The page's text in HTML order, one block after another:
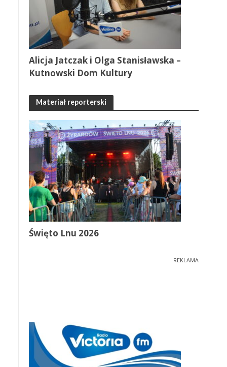
Alicja Jatczak i Olga Stanisławska –
Kutnowski Dom Kultury
Materiał reporterski
Święto Lnu 2026
REKLAMA